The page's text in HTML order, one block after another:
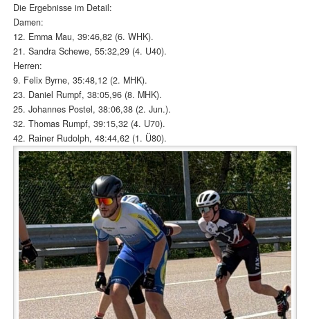
Die Ergebnisse im Detail:
Damen:
12. Emma Mau, 39:46,82 (6. WHK).
21. Sandra Schewe, 55:32,29 (4. U40).
Herren:
9. Felix Byrne, 35:48,12 (2. MHK).
23. Daniel Rumpf, 38:05,96 (8. MHK).
25. Johannes Postel, 38:06,38 (2. Jun.).
32. Thomas Rumpf, 39:15,32 (4. U70).
42. Rainer Rudolph, 48:44,62 (1. Ü80).